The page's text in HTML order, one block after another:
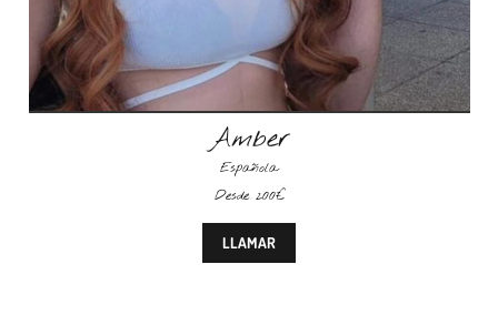
Amber
Española
Desde 200€
LLAMAR